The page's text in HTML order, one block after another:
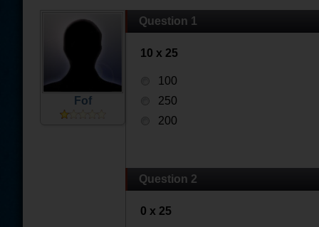
Fof
Question 1
10 x 25
100
250
200
Question 2
0 x 25